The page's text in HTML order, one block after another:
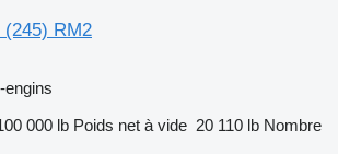
(245) RM2
engins
000 lb Poids net à vide 20 110 lb Nombre